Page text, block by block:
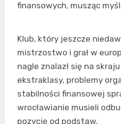
finansowych, musząc
Klub, który jeszcze
mistrzostwo i grał w
nagle znalazł się na
ekstraklasy, problemy
stabilności finansowej
wrocławianie musieli
pozycję od podstaw.